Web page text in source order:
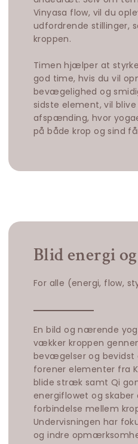
Vinyasa flow, vil du
udfordrende stillinger,
kroppen.
Timen hjælper at
god time, hvis du vil
bevægelighed og
sidste element, vil
afspænding, hvor
på både krop og sind
Blid energi
For alle (energi, flow,
En bild og nærende
vækker kroppen
bevægelser og bevidst
forener elementer fra
blide stræk samt Qi
energiflowet og skaber
forbindelse mellem
Undervisningen har
og indre